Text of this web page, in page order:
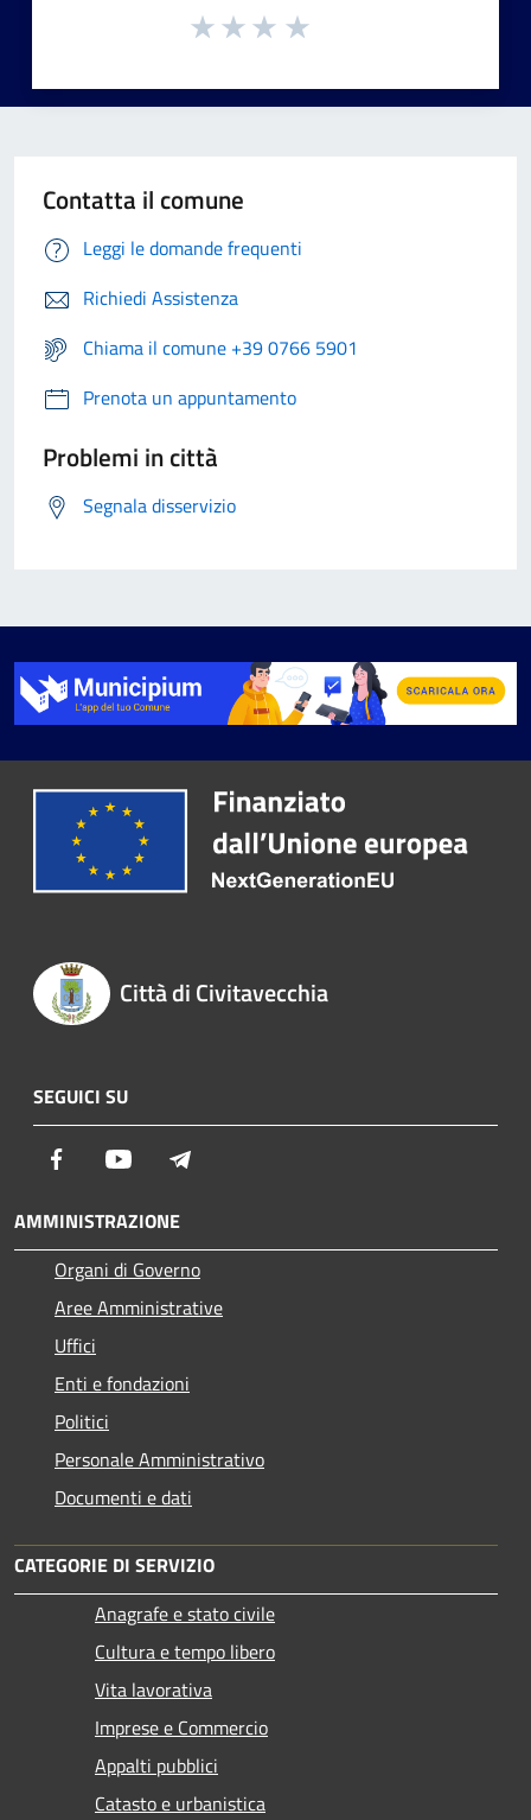
Contatta il comune
Leggi le domande frequenti
Richiedi Assistenza
Chiama il comune +39 0766 5901
Prenota un appuntamento
Problemi in città
Segnala disservizio
Città di Civitavecchia
SEGUICI SU
Facebook Youtube
AMMINISTRAZIONE
Organi di Governo
Aree Amministrative
Uffici
Enti e fondazioni
Politici
Personale Amministrativo
Documenti e dati
CATEGORIE DI SERVIZIO
Anagrafe e stato civile
Cultura e tempo libero
Vita lavorativa
Imprese e Commercio
Appalti pubblici
Catasto e urbanistica